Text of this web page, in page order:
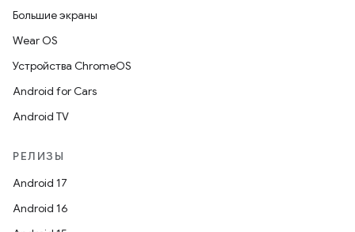
Большие экраны
Wear OS
Устройства ChromeOS
Android for Cars
Android TV
РЕЛИЗЫ
Android 17
Android 16